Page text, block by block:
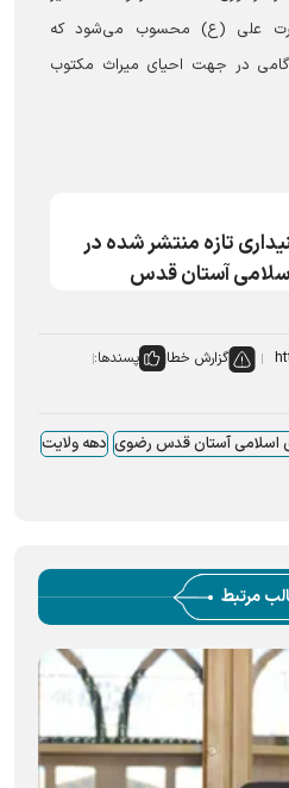
علی (ع) محسوب می‌شود که
گامی در جهت احیای میراث مکتوب
تازه منتشر شده در
آستان قدس
گزارش خطا
پسندها:
اسلامی آستان قدس رضوی دهه ولایت
مرتبط